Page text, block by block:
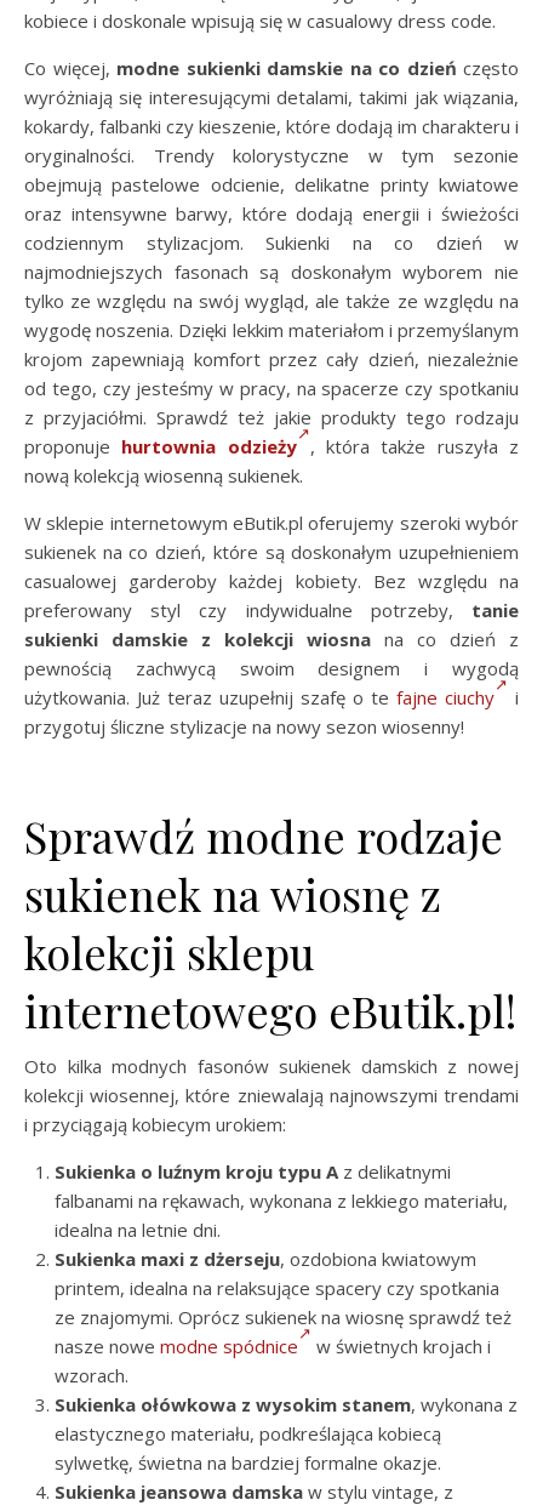
kobiece i doskonale wpisują się w casualowy dress code.
Co więcej, modne sukienki damskie na co dzień często
wyróżniają się interesującymi detalami, takimi jak wiązania,
kokardy, falbanki czy kieszenie, które dodają im charakteru i
oryginalności. Trendy kolorystyczne w tym sezonie
obejmują pastelowe odcienie, delikatne printy kwiatowe
oraz intensywne barwy, które dodają energii i świeżości
codziennym stylizacjom. Sukienki na co dzień w
najmodniejszych fasonach są doskonałym wyborem nie
tylko ze względu na swój wygląd, ale także ze względu na
wygodę noszenia. Dzięki lekkim materiałom i przemyślanym
krojom zapewniają komfort przez cały dzień, niezależnie
od tego, czy jesteśmy w pracy, na spacerze czy spotkaniu
z przyjaciółmi. Sprawdź też jakie produkty tego rodzaju
proponuje hurtownia odzieży
, która także ruszyła z
nową kolekcją wiosenną sukienek.
W sklepie internetowym eButik.pl oferujemy szeroki wybór
sukienek na co dzień, które są doskonałym uzupełnieniem
casualowej garderoby każdej kobiety. Bez względu na
preferowany styl czy indywidualne potrzeby, tanie
sukienki damskie z kolekcji wiosna na co dzień z
pewnością zachwycą swoim designem i wygodą
użytkowania. Już teraz uzupełnij szafę o te fajne ciuchy
i
przygotuj śliczne stylizacje na nowy sezon wiosenny!
Sprawdź modne rodzaje
sukienek na wiosnę z
kolekcji sklepu
internetowego eButik.pl!
Oto kilka modnych fasonów sukienek damskich z nowej
kolekcji wiosennej, które zniewalają najnowszymi trendami
i przyciągają kobiecym urokiem:
Sukienka o luźnym kroju typu Az delikatnymi
falbanami na rękawach, wykonana z lekkiego materiału,
idealna na letnie dni.
Sukienka maxi z dżerseju, ozdobiona kwiatowym
printem, idealna na relaksujące spacery czy spotkania
ze znajomymi. Oprócz sukienek na wiosnę sprawdź też
nasze nowe modne spódnice
w świetnych krojach i
wzorach.
Sukienka ołówkowa z wysokim stanem, wykonana z
elastycznego materiału, podkreślająca kobiecą
sylwetkę, świetna na bardziej formalne okazje.
Sukienka jeansowa damska w stylu vintage, z